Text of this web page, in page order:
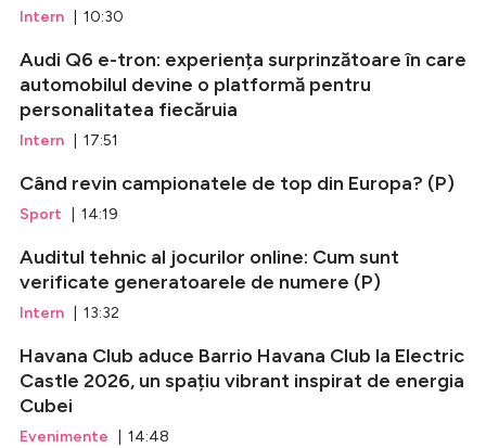
Intern | 10:30
Audi Q6 e-tron: experiența surprinzătoare în care
automobilul devine o platformă pentru
personalitatea fiecăruia
Intern | 17:51
Când revin campionatele de top din Europa? (P)
Sport | 14:19
Auditul tehnic al jocurilor online: Cum sunt
verificate generatoarele de numere (P)
Intern | 13:32
Havana Club aduce Barrio Havana Club la Electric
Castle 2026, un spațiu vibrant inspirat de energia
Cubei
Evenimente | 14:48